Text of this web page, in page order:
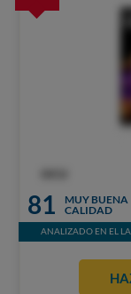
81
MUY BUENA
CALIDAD
ANALIZADO EN EL